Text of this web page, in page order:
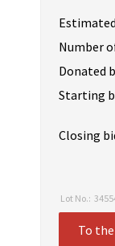
Number
Donated
Starting
Closing
Lot No.:
To